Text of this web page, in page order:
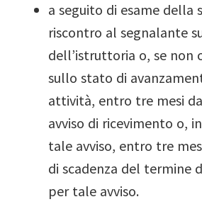
a seguito di esame della
riscontro al segnalante
dell’istruttoria o, se non
sullo stato di
attività, entro tre mesi
avviso di ricevimento o,
tale avviso, entro tre
di scadenza del termine
per tale avviso.